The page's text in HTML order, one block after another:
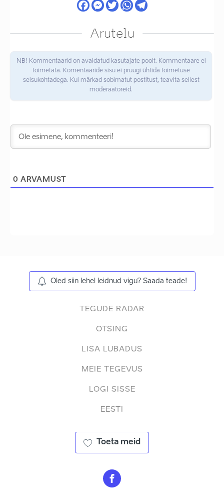
Arutelu
NB! Kommentaarid on avaldatud kasutajate poolt. Kommentaare ei
toimetata. Komentaaride sisu ei pruugi ühtida toimetuse
seisukohtadega. Kui märkad sobimatut postitust, teavita sellest
moderaatoreid.
0 ARVAMUST
Oled siin lehel leidnud vigu? Saada teade!
TEGUDE RADAR
OTSING
LISA LUBADUS
MEIE TEGEVUS
LOGI SISSE
EESTI
Toeta meid